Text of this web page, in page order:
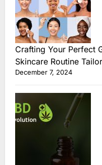
Crafting Your Perfect
Skincare Routine
December 7, 2024